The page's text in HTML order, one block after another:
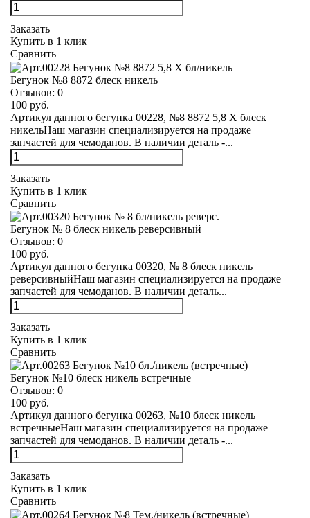
Заказать
Купить в 1 клик
Сравнить
Бегунок №8 8872 блеск никель
Отзывов: 0
100 руб.
Артикул данного бегунка 00228, №8 8872 5,8 Х блеск
никельНаш магазин специализируется на продаже
запчастей для чемоданов. В наличии деталь -...
Заказать
Купить в 1 клик
Сравнить
Бегунок № 8 блеск никель реверсивный
Отзывов: 0
100 руб.
Артикул данного бегунка 00320, № 8 блеск никель
реверсивныйНаш магазин специализируется на продаже
запчастей для чемоданов. В наличии деталь...
Заказать
Купить в 1 клик
Сравнить
Бегунок №10 блеск никель встречные
Отзывов: 0
100 руб.
Артикул данного бегунка 00263, №10 блеск никель
встречныеНаш магазин специализируется на продаже
запчастей для чемоданов. В наличии деталь -...
Заказать
Купить в 1 клик
Сравнить